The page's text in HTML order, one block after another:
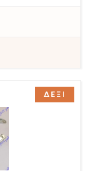
ΔΕΞΙ